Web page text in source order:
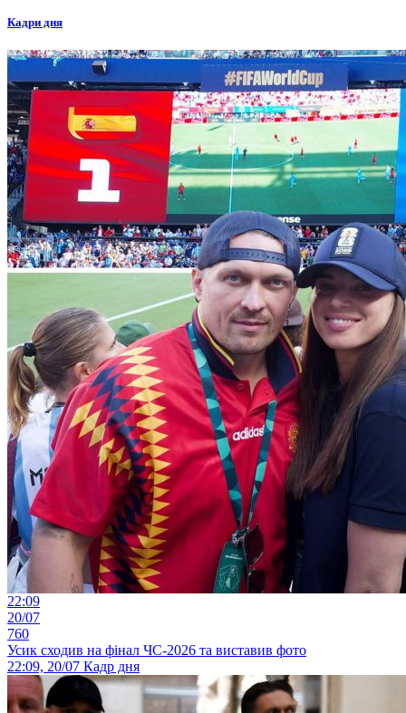
Кадри дня
22:09
20/07
760
Усик сходив на фінал ЧС-2026 та виставив фото
22:09, 20/07 Кадр дня